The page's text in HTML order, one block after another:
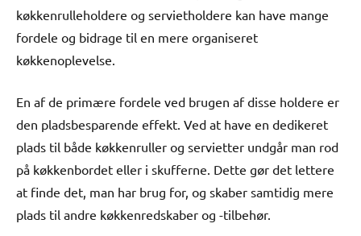
køkkenrulleholdere og servietholdere kan have mange
fordele og bidrage til en mere organiseret
køkkenoplevelse.
En af de primære fordele ved brugen af disse holdere er
den pladsbesparende effekt. Ved at have en dedikeret
plads til både køkkenruller og servietter undgår man rod
på køkkenbordet eller i skufferne. Dette gør det lettere
at finde det, man har brug for, og skaber samtidig mere
plads til andre køkkenredskaber og -tilbehør.